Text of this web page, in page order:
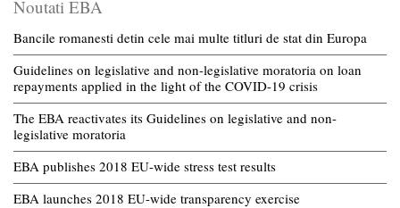
Noutati EBA
Bancile romanesti detin cele mai multe titluri de stat din Europa
Guidelines on legislative and non-legislative moratoria on loan
repayments applied in the light of the COVID-19 crisis
The EBA reactivates its Guidelines on legislative and non-
legislative moratoria
EBA publishes 2018 EU-wide stress test results
EBA launches 2018 EU-wide transparency exercise